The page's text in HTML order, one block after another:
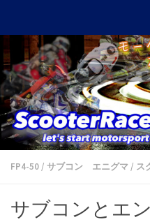
FP4-50 / サブコン エニグマ / ス
サブコンとエ